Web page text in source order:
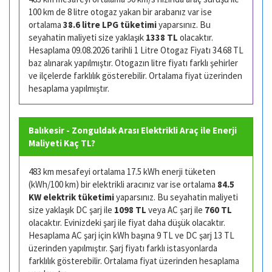
100 km de 8 litre otogaz yakan bir arabanız var ise
ortalama 38.6 litre LPG tüketimiyaparsınız. Bu
seyahatin maliyeti size yaklaşık 1338 TL olacaktır.
Hesaplama 09.08.2026 tarihli 1 Litre Otogaz Fiyatı 34.68 TL
baz alınarak yapılmıştır. Otogazın litre fiyatı farklı şehirler
ve ilçelerde farklılık gösterebilir. Ortalama fiyat üzerinden
hesaplama yapılmıştır.
Balıkesir - Zonguldak Arası Elektrikli Araç ile Enerji
Maliyeti Kaç TL?
483 km mesafeyi ortalama 17.5 kWh enerji tüketen
(kWh/100 km) bir elektrikli aracınız var ise ortalama 84.5
KW elektrik tüketimiyaparsınız. Bu seyahatin maliyeti
size yaklaşık DC şarj ile 1098 TL veya AC şarj ile 760 TL
olacaktır. Evinizdeki şarj ile fiyat daha düşük olacaktır.
Hesaplama AC şarj için kWh başına 9 TL ve DC şarj 13 TL
üzerinden yapılmıştır. Şarj fiyatı farklı istasyonlarda
farklılık gösterebilir. Ortalama fiyat üzerinden hesaplama